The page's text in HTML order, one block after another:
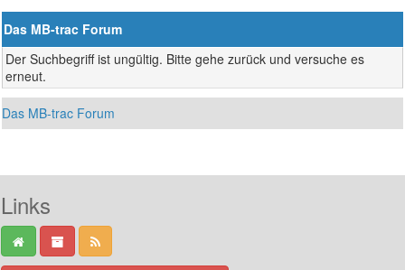
Das MB-trac Forum
Der Suchbegriff ist ungültig. Bitte gehe zurück und versuche es
erneut.
Das MB-trac Forum
Links